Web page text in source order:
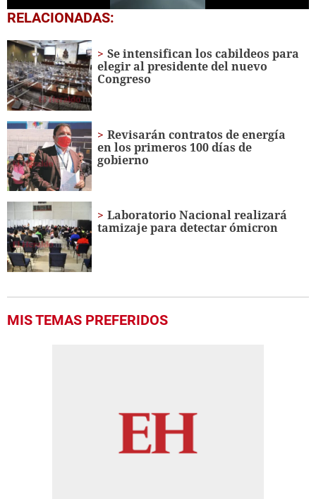
1
second
1
minute,
31
seconds
RELACIONADAS:
Se intensifican los cabildeos para
elegir al presidente del nuevo
Congreso
Revisarán contratos de energía
en los primeros 100 días de
gobierno
Laboratorio Nacional realizará
tamizaje para detectar ómicron
MIS TEMAS PREFERIDOS